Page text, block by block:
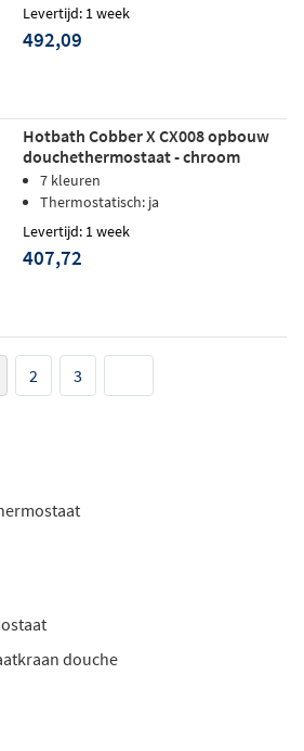
Levertijd: 1 week
492,09
Hotbath Cobber X CX008 opbouw
douchethermostaat - chroom
7 kleuren
Thermostatisch: ja
Levertijd: 1 week
407,72
2 3
douche